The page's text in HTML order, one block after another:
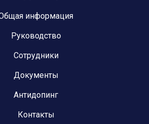
информация
Руководство
Сотрудники
Документы
Антидопинг
Контакты